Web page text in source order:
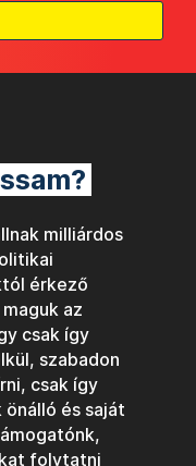
milliárdos
érkező
az
csak így
szabadon
csak így
és saját
folytatni